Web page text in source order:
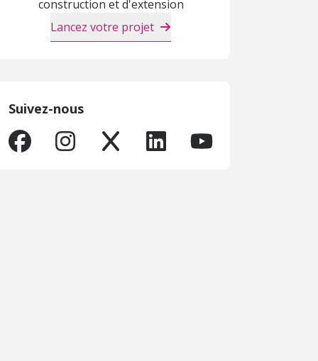
construction et d'extension
Lancez votre projet
Suivez-nous